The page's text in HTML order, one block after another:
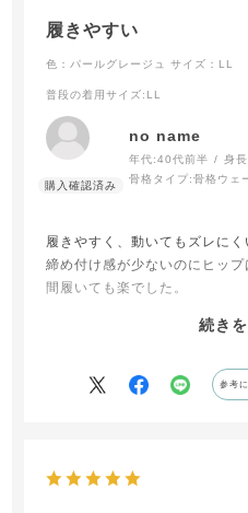
履きやすい
色：パールグレージュ サイズ：LL
普段の着用サイズ:LL
no name
年代:40代前半 身
骨格タイプ:骨格ウェ
履きやすく、動いてもズレにく
締め付け感が少ないのにヒッ
間履いても楽でした。
に入っています。
続き
参考